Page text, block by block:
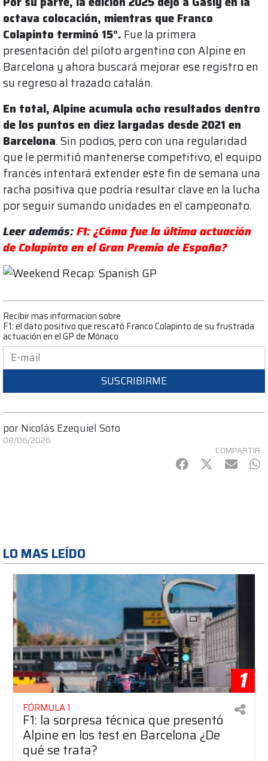
octava colocación, mientras que Franco
Colapinto terminó 15°. Fue la primera
presentación del piloto argentino con Alpine en
Barcelona y ahora buscará mejorar ese registro en
su regreso al trazado catalán.
En total, Alpine acumula ocho resultados dentro
de los puntos en diez largadas desde 2021 en
Barcelona. Sin podios, pero con una regularidad
que le permitió mantenerse competitivo, el equipo
francés intentará extender este fin de semana una
racha positiva que podría resultar clave en la lucha
por seguir sumando unidades en el campeonato.
Leer además:F1: ¿Cómo fue la última actuación
de Colapinto en el Gran Premio de España?
Recibir mas informacion sobre
F1: el dato positivo que rescató Franco Colapinto de su frustrada
actuación en el GP de Mónaco
SUSCRIBIRME
por Nicolás Ezequiel Soto
08/06/2026
COMPARTIR
Facebook
Twitter
mail
LO MAS LEÍDO
1
FÓRMULA 1
F1: la sorpresa técnica que presentó
Alpine en los test en Barcelona ¿De
qué se trata?